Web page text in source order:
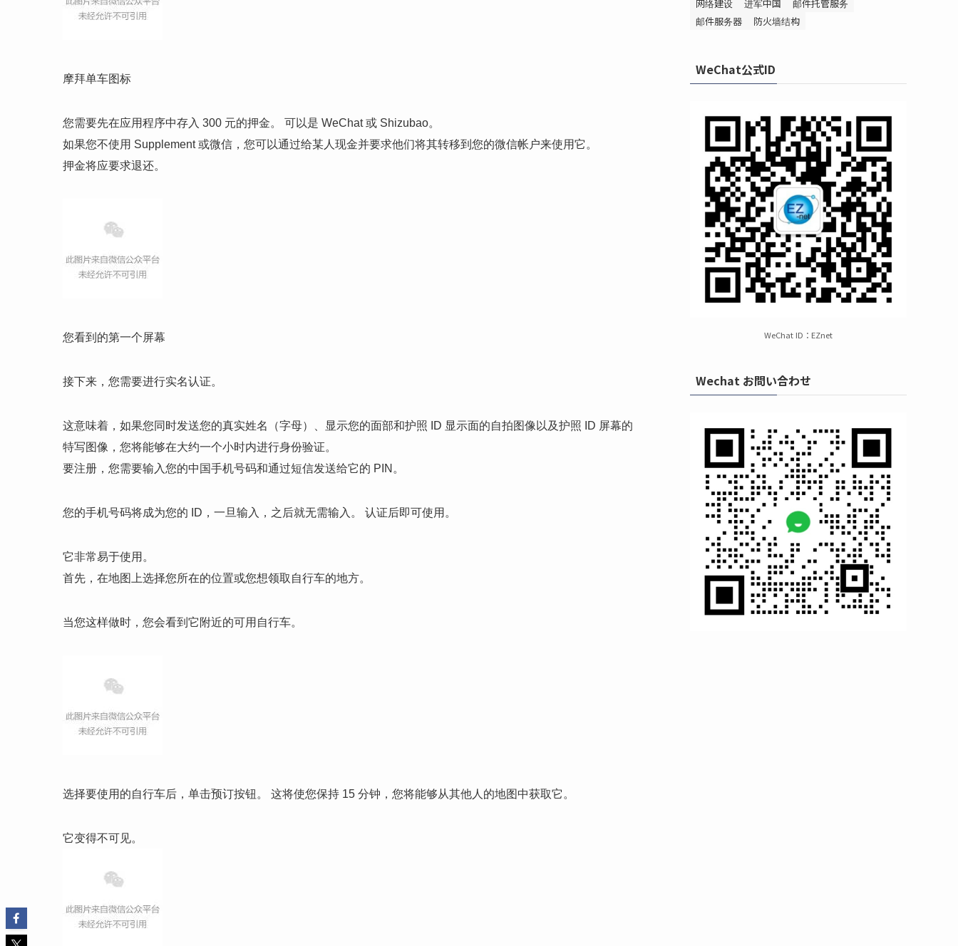
摩拜单车图标
您需要先在应用程序中存入 300 元的押金。 可以是 WeChat 或 Shizubao。
如果您不使用 Supplement 或微信，您可以通过给某人现金并要求他们将其转移到您的微信帐户来使用它。
押金将应要求退还。
您看到的第一个屏幕
接下来，您需要进行实名认证。
这意味着，如果您同时发送您的真实姓名（字母）、显示您的面部和护照 ID 显示面的自拍图像以及护照 ID 屏幕的
特写图像，您将能够在大约一个小时内进行身份验证。
要注册，您需要输入您的中国手机号码和通过短信发送给它的 PIN。
您的手机号码将成为您的 ID，一旦输入，之后就无需输入。 认证后即可使用。
它非常易于使用。
首先，在地图上选择您所在的位置或您想领取自行车的地方。
当您这样做时，您会看到它附近的可用自行车。
选择要使用的自行车后，单击预订按钮。 这将使您保持 15 分钟，您将能够从其他人的地图中获取它。
它变得不可见。
网络建设
进军中国
邮件托管服务
邮件服务器
防火墙结构
WeChat公式ID
WeChat ID：EZnet
Wechat お問い合わせ